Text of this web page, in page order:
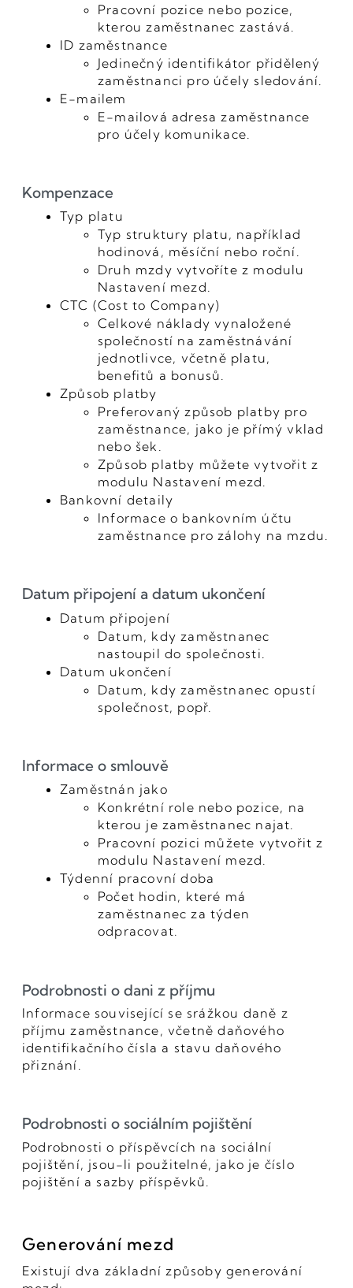
Pracovní pozice nebo pozice,
kterou zaměstnanec zastává.
ID zaměstnance
Jedinečný identifikátor přidělený
zaměstnanci pro účely sledování.
E-mailem
E-mailová adresa zaměstnance
pro účely komunikace.
Kompenzace
Typ platu
Typ struktury platu, například
hodinová, měsíční nebo roční.
Druh mzdy vytvoříte z modulu
Nastavení mezd.
CTC (Cost to Company)
Celkové náklady vynaložené
společností na zaměstnávání
jednotlivce, včetně platu,
benefitů a bonusů.
Způsob platby
Preferovaný způsob platby pro
zaměstnance, jako je přímý vklad
nebo šek.
Způsob platby můžete vytvořit z
modulu Nastavení mezd.
Bankovní detaily
Informace o bankovním účtu
zaměstnance pro zálohy na mzdu.
Datum připojení a datum ukončení
Datum připojení
Datum, kdy zaměstnanec
nastoupil do společnosti.
Datum ukončení
Datum, kdy zaměstnanec opustí
společnost, popř.
Informace o smlouvě
Zaměstnán jako
Konkrétní role nebo pozice, na
kterou je zaměstnanec najat.
Pracovní pozici můžete vytvořit z
modulu Nastavení mezd.
Týdenní pracovní doba
Počet hodin, které má
zaměstnanec za týden
odpracovat.
Podrobnosti o dani z příjmu
Informace související se srážkou daně z
příjmu zaměstnance, včetně daňového
identifikačního čísla a stavu daňového
přiznání.
Podrobnosti o sociálním pojištění
Podrobnosti o příspěvcích na sociální
pojištění, jsou-li použitelné, jako je číslo
pojištění a sazby příspěvků.
Generování mezd
Existují dva základní způsoby generování